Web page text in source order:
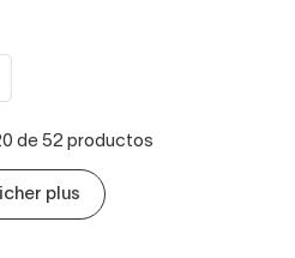
de 52 productos
plus